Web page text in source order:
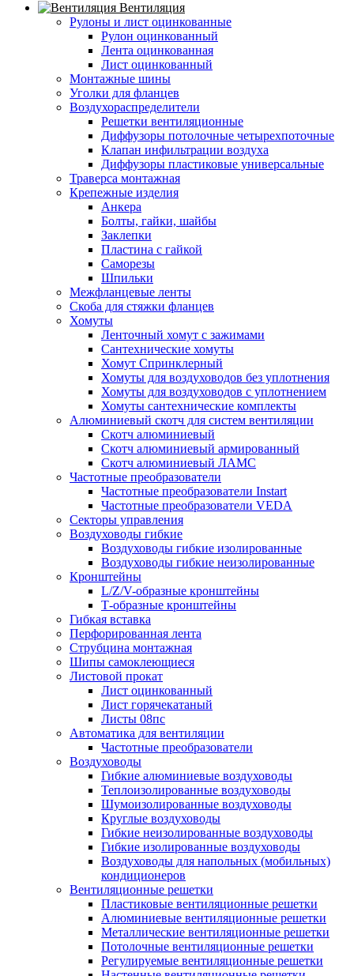
Вентиляция
Рулоны и лист оцинкованные
Рулон оцинкованный
Лента оцинкованная
Лист оцинкованный
Монтажные шины
Уголки для фланцев
Воздухораспределители
Решетки вентиляционные
Диффузоры потолочные четырехпоточные
Клапан инфильтрации воздуха
Диффузоры пластиковые универсальные
Траверса монтажная
Крепежные изделия
Анкера
Болты, гайки, шайбы
Заклепки
Пластина с гайкой
Саморезы
Шпильки
Межфланцевые ленты
Скоба для стяжки фланцев
Хомуты
Ленточный хомут с зажимами
Сантехнические хомуты
Хомут Спринклерный
Хомуты для воздуховодов без уплотнения
Хомуты для воздуховодов с уплотнением
Хомуты сантехнические комплекты
Алюминиевый скотч для систем вентиляции
Скотч алюминиевый
Скотч алюминиевый армированный
Скотч алюминиевый ЛАМС
Частотные преобразователи
Частотные преобразователи Instart
Частотные преобразователи VEDA
Секторы управления
Воздуховоды гибкие
Воздуховоды гибкие изолированные
Воздуховоды гибкие неизолированные
Кронштейны
L/Z/V-образные кронштейны
Т-образные кронштейны
Гибкая вставка
Перфорированная лента
Струбцина монтажная
Шипы самоклеющиеся
Листовой прокат
Лист оцинкованный
Лист горячекатаный
Листы 08пс
Автоматика для вентиляции
Частотные преобразователи
Воздуховоды
Гибкие алюминиевые воздуховоды
Теплоизолированные воздуховоды
Шумоизолированные воздуховоды
Круглые воздуховоды
Гибкие неизолированные воздуховоды
Гибкие изолированные воздуховоды
Воздуховоды для напольных (мобильных)
кондиционеров
Вентиляционные решетки
Пластиковые вентиляционные решетки
Алюминиевые вентиляционные решетки
Металлические вентиляционные решетки
Потолочные вентиляционные решетки
Регулируемые вентиляционные решетки